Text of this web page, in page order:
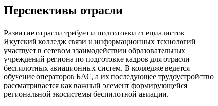
Перспективы отрасли
Развитие отрасли требует и подготовки специалистов.
Якутский колледж связи и информационных технологий
участвует в сетевом взаимодействии образовательных
учреждений региона по подготовке кадров для отрасли
беспилотных авиационных систем. В колледже ведется
обучение операторов БАС, а их последующее трудоустройство
рассматривается как важный элемент формирующейся
региональной экосистемы беспилотной авиации.